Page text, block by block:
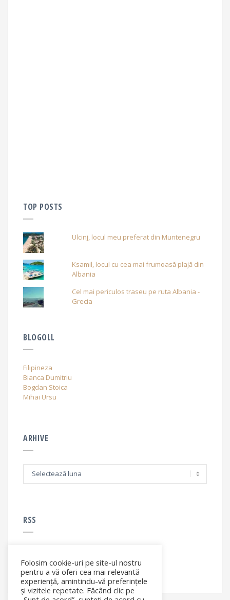
TOP POSTS
Ulcinj, locul meu preferat din Muntenegru
Ksamil, locul cu cea mai frumoasă plajă din
Albania
Cel mai periculos traseu pe ruta Albania -
Grecia
BLOGOLL
Filipineza
Bianca Dumitriu
Bogdan Stoica
Mihai Ursu
ARHIVE
RSS
RSS - articole
Folosim cookie-uri pe site-ul nostru
pentru a vă oferi cea mai relevantă
experiență, amintindu-vă preferințele
și vizitele repetate. Făcând clic pe